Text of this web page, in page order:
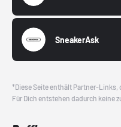
SneakerAsk
*Diese Seite enthält Partner-
Für Dich entstehen dadurch keine